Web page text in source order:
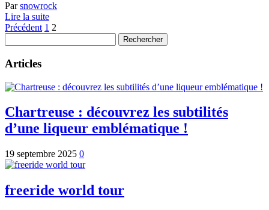
Parsnowrock
Lire la suite
Pagination
des
publications
Précédent 1 2
Articles
Chartreuse : découvrez les subtilités
d’une liqueur emblématique !
19 septembre 2025 0
freeride world tour